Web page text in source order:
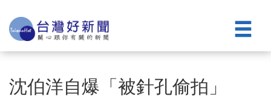
沈伯洋自爆「被針孔偷拍」